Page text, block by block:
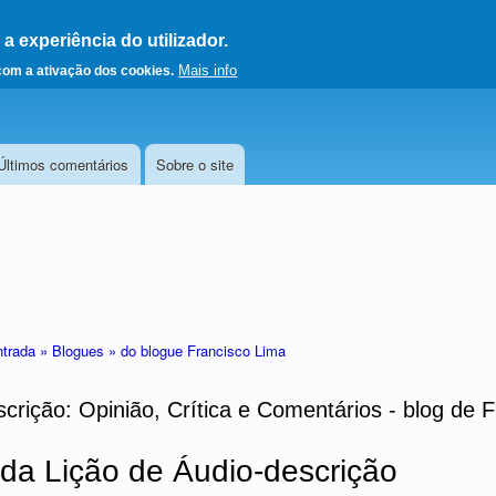
experiência do utilizador.
a ativação dos cookies. Mais info
página principal
comentários Sobre o site
» Blogues » do blogue Francisco Lima
Opinião, Crítica e Comentários - blog de
Lição de Áudio-descrição